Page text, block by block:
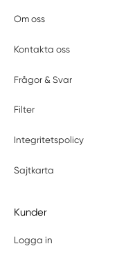
Om oss
Kontakta oss
Frågor & Svar
Filter
Integritetspolicy
Sajtkarta
Kunder
Logga in